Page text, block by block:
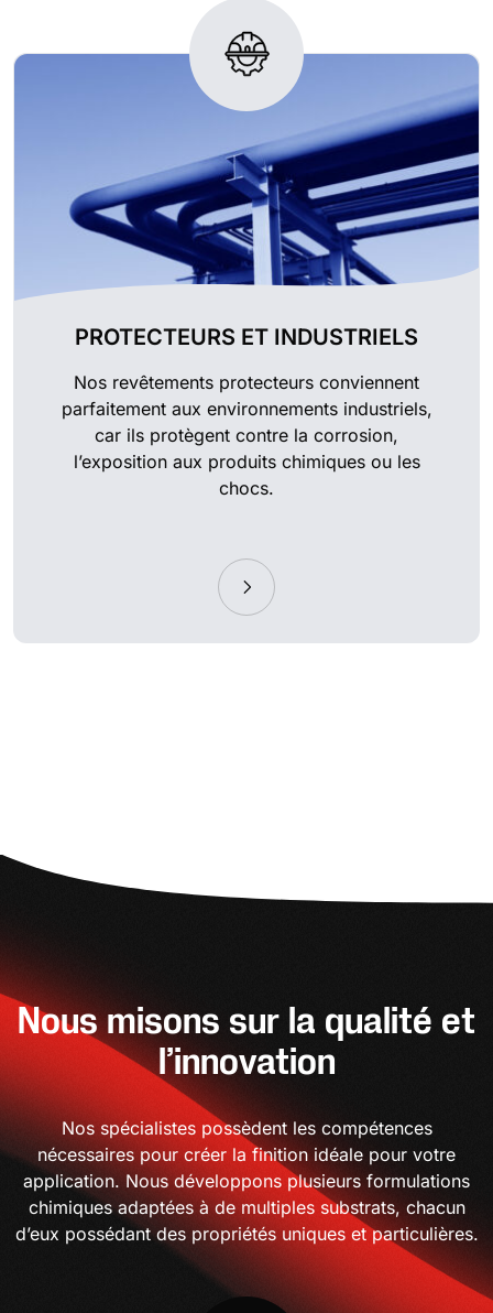
PROTECTEURS ET INDUSTRIELS
Nos revêtements protecteurs conviennent
parfaitement aux environnements industriels,
car ils protègent contre la corrosion,
l’exposition aux produits chimiques ou les
chocs.
Nous misons sur la qualité et
l’innovation
Nos spécialistes possèdent les compétences
nécessaires pour créer la finition idéale pour votre
application. Nous développons plusieurs formulations
chimiques adaptées à de multiples substrats, chacun
d’eux possédant des propriétés uniques et particulières.